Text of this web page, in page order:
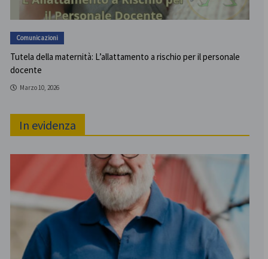
Comunicazioni
Tutela della maternità: L’allattamento a rischio per il personale
docente
Marzo 10, 2026
In evidenza